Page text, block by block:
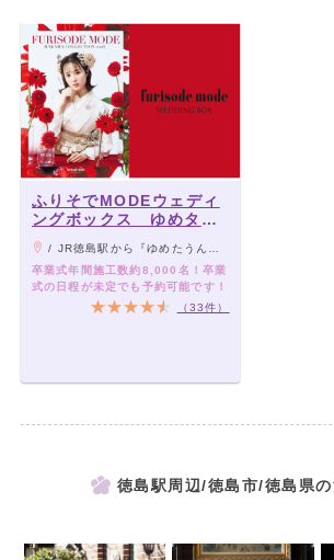
ふりそでMODEウェディ
ングボックス ゆめタウ
ン徳島店
/ JR徳島駅から『ゆめたうん徳島』直行便で25分
卒業式年間施工数約8,000名！卒業
式の日程が未定でも予約可能です！
（33件）
徳島駅周辺/徳島市/徳島県